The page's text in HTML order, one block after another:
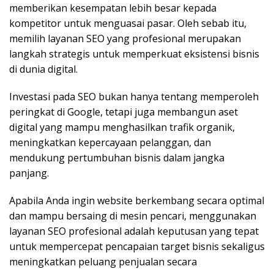
memberikan kesempatan lebih besar kepada
kompetitor untuk menguasai pasar. Oleh sebab itu,
memilih layanan SEO yang profesional merupakan
langkah strategis untuk memperkuat eksistensi bisnis
di dunia digital.
Investasi pada SEO bukan hanya tentang memperoleh
peringkat di Google, tetapi juga membangun aset
digital yang mampu menghasilkan trafik organik,
meningkatkan kepercayaan pelanggan, dan
mendukung pertumbuhan bisnis dalam jangka
panjang.
Apabila Anda ingin website berkembang secara optimal
dan mampu bersaing di mesin pencari, menggunakan
layanan SEO profesional adalah keputusan yang tepat
untuk mempercepat pencapaian target bisnis sekaligus
meningkatkan peluang penjualan secara